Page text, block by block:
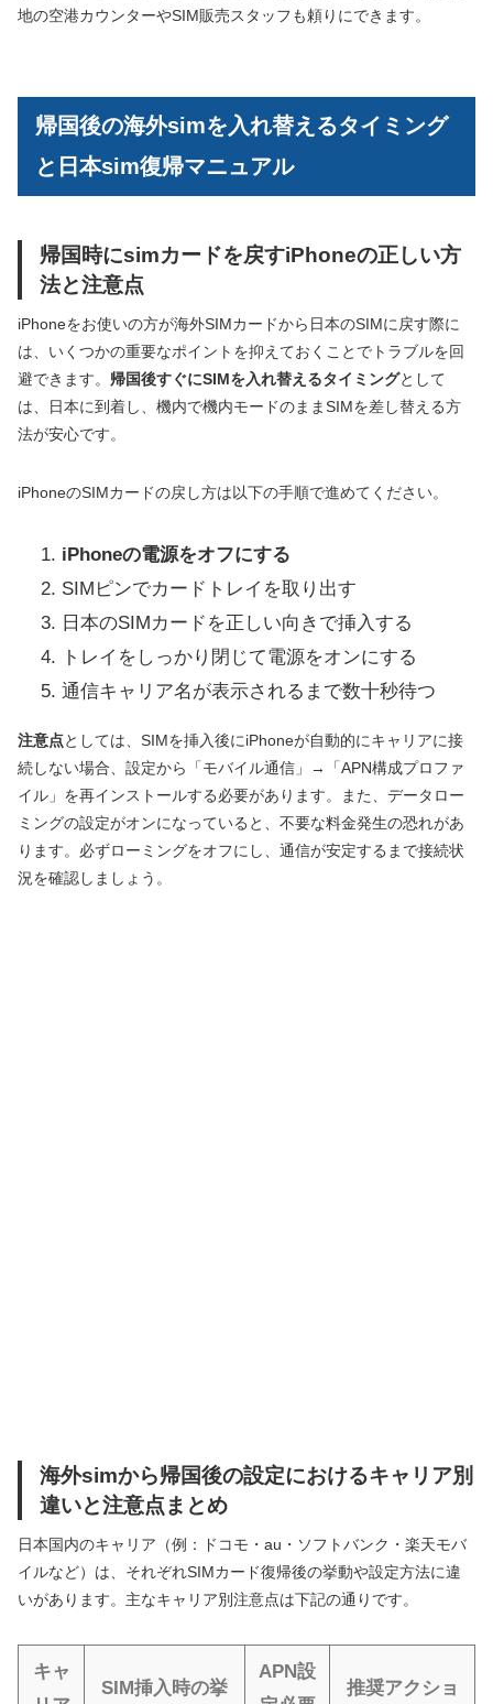
地の空港カウンターやSIM販売スタッフも頼りにできます。
帰国後の海外simを入れ替えるタイミング
と日本sim復帰マニュアル
帰国時にsimカードを戻すiPhoneの正しい方
法と注意点
iPhoneをお使いの方が海外SIMカードから日本のSIMに戻す際に
は、いくつかの重要なポイントを抑えておくことでトラブルを回
避できます。 帰国後すぐにSIMを入れ替えるタイミングとして
は、日本に到着し、機内で機内モードのままSIMを差し替える方
法が安心です。
iPhoneのSIMカードの戻し方は以下の手順で進めてください。
iPhoneの電源をオフにする
SIMピンでカードトレイを取り出す
日本のSIMカードを正しい向きで挿入する
トレイをしっかり閉じて電源をオンにする
通信キャリア名が表示されるまで数十秒待つ
注意点としては、SIMを挿入後にiPhoneが自動的にキャリアに接
続しない場合、設定から「モバイル通信」→「APN構成プロファ
イル」を再インストールする必要があります。また、データロー
ミングの設定がオンになっていると、不要な料金発生の恐れがあ
ります。必ずローミングをオフにし、通信が安定するまで接続状
況を確認しましょう。
海外simから帰国後の設定におけるキャリア別
違いと注意点まとめ
日本国内のキャリア（例：ドコモ・au・ソフトバンク・楽天モバ
イルなど）は、それぞれSIMカード復帰後の挙動や設定方法に違
いがあります。主なキャリア別注意点は下記の通りです。
キャ
SIM挿入時の挙
APN設
推奨アクショ